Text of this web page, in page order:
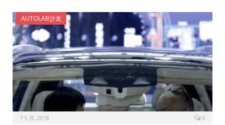
AUTOLAB沙龙
7 5 月, 2018 0